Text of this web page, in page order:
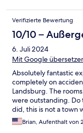
Verifizierte Bewertung
10/10 –
6. Juli 2024
Mit Google
Absolutely fantastic
completely on
Landsburg. The
were outstanding. Do
did, this is not a town
the staff and all the
appreciated my
Brian, Aufenthalt von